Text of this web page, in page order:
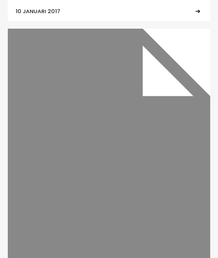
10 JANUARI 2017